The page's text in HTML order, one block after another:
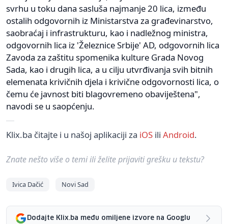
svrhu u toku dana sasluša najmanje 20 lica, između
ostalih odgovornih iz Ministarstva za građevinarstvo,
saobraćaj i infrastrukturu, kao i nadležnog ministra,
odgovornih lica iz 'Železnice Srbije' AD, odgovornih lica
Zavoda za zaštitu spomenika kulture Grada Novog
Sada, kao i drugih lica, a u cilju utvrđivanja svih bitnih
elemenata krivičnih djela i krivične odgovornosti lica, o
čemu će javnost biti blagovremeno obaviještena",
navodi se u saopćenju.
Klix.ba čitajte i u našoj aplikaciji za iOS ili Android.
Znate nešto više o temi ili želite prijaviti grešku u tekstu?
Ivica Dačić Novi Sad
Dodajte Klix.ba među omiljene izvore na Googlu